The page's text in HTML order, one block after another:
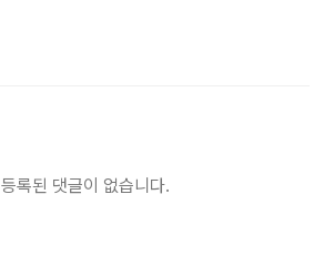
등록된 댓글이 없습니다.